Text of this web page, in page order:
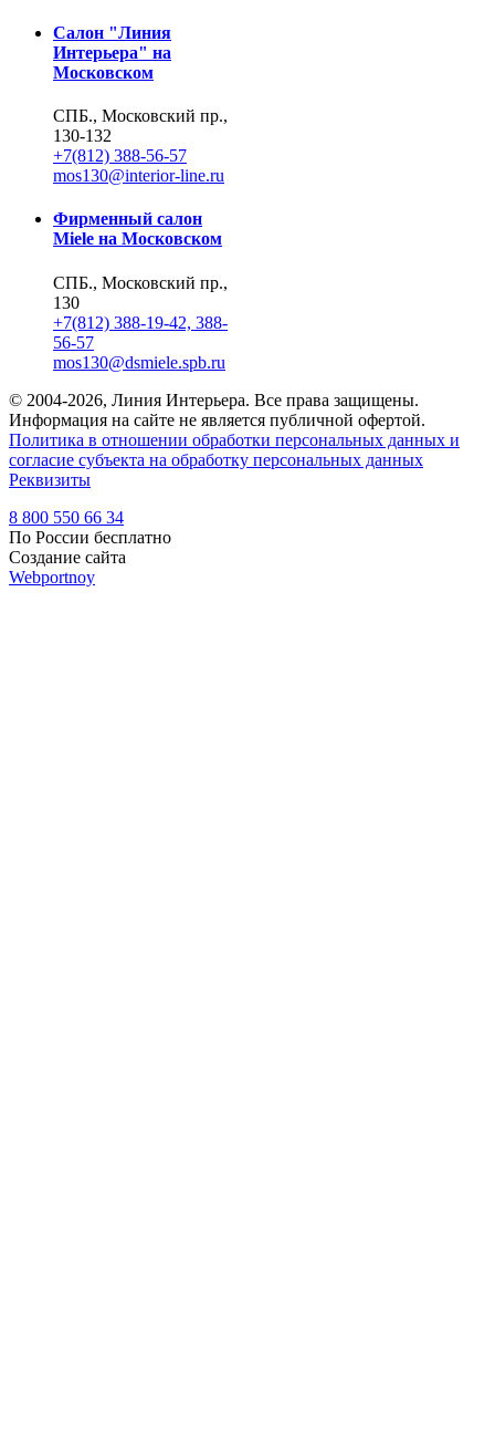
Салон "Линия
Интерьера" на
Московском
СПБ., Московский пр.,
130-132
+7(812) 388-56-57
mos130@interior-line.ru
Фирменный салон
Miele на Московском
СПБ., Московский пр.,
130
+7(812) 388-19-42, 388-
56-57
mos130@dsmiele.spb.ru
© 2004-2026, Линия Интерьера. Все права защищены.
Информация на сайте не является публичной офертой.
Политика в отношении обработки персональных данных и
согласие субъекта на обработку персональных данных
Реквизиты
8 800 550 66 34
По России бесплатно
Создание сайта
Webportnoy